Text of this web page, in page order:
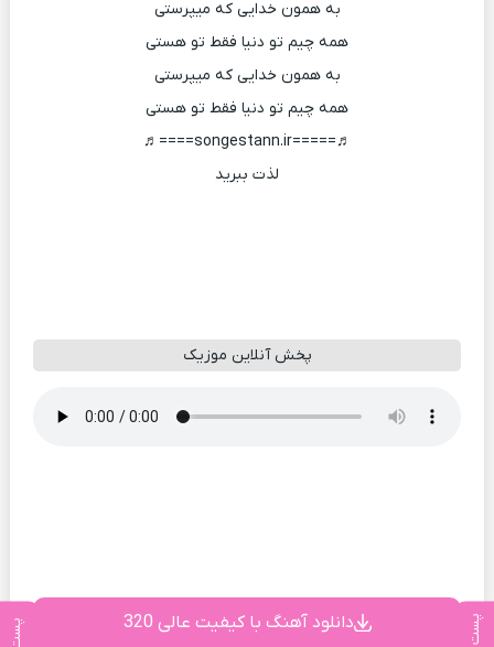
به همون خدایی که میپرستی
همه چیم تو دنیا فقط تو هستی
به همون خدایی که میپرستی
همه چیم تو دنیا فقط تو هستی
♬=====songestann.ir====♬
لذت ببرید
پخش آنلاین موزیک
دانلود آهنگ با کیفیت عالی 320